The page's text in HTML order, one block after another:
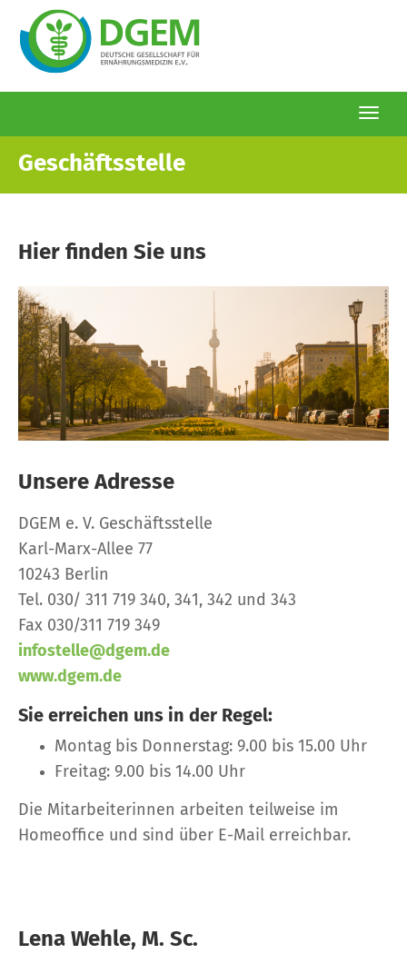
zumGeschäftsstelle
Hier finden Sie uns
Unsere Adresse
DGEM e. V. Geschäftsstelle
Karl-Marx-Allee 77
10243 Berlin
Tel. 030/ 311 719 340, 341, 342 und 343
Fax 030/311 719 349
infostelle@dgem.de
www.dgem.de
Sie erreichen uns in der Regel:
Montag bis Donnerstag: 9.00 bis 15.00 Uhr
Freitag: 9.00 bis 14.00 Uhr
Die Mitarbeiterinnen arbeiten teilweise im
Homeoffice und sind über E-Mail erreichbar.
Lena Wehle, M. Sc.